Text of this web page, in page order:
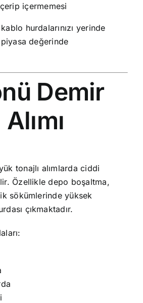
içermemesi
hurdalarınızı yerinde
değerinde
Demir
tonajlı alımlarda ciddi
Özellikle depo boşaltma,
sökümlerinde yüksek
çıkmaktadır.